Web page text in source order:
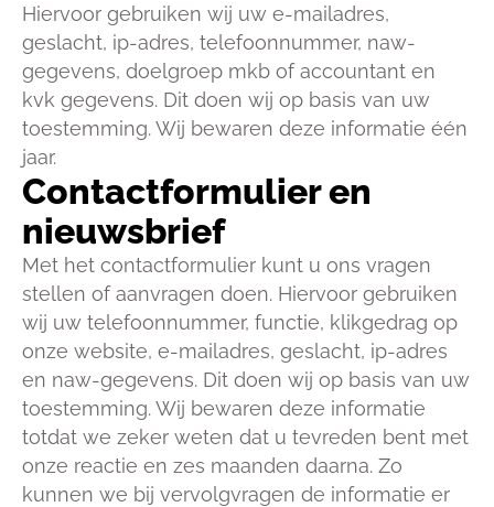
Hiervoor gebruiken wij uw e-mailadres,
geslacht, ip-adres, telefoonnummer, naw-
gegevens, doelgroep mkb of accountant en
kvk gegevens. Dit doen wij op basis van uw
toestemming. Wij bewaren deze informatie één
jaar.
Contactformulier en
nieuwsbrief
Met het contactformulier kunt u ons vragen
stellen of aanvragen doen. Hiervoor gebruiken
wij uw telefoonnummer, functie, klikgedrag op
onze website, e-mailadres, geslacht, ip-adres
en naw-gegevens. Dit doen wij op basis van uw
toestemming. Wij bewaren deze informatie
totdat we zeker weten dat u tevreden bent met
onze reactie en zes maanden daarna. Zo
kunnen we bij vervolgvragen de informatie er